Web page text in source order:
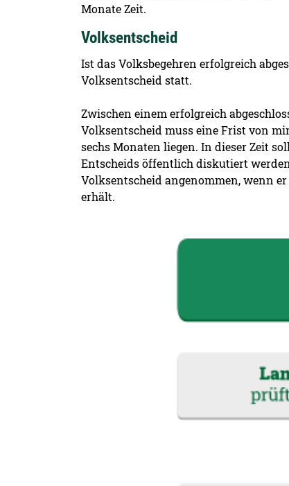
Monate Zeit.
Volksentscheid
Ist das Volksbegehren erfolgreich
Volksentscheid statt.
Zwischen einem erfolgreich
Volksentscheid muss eine Frist von
sechs Monaten liegen. In dieser Zeit
Entscheids öffentlich diskutiert
Volksentscheid angenommen, wenn
erhält.
Detailansicht öffnen: